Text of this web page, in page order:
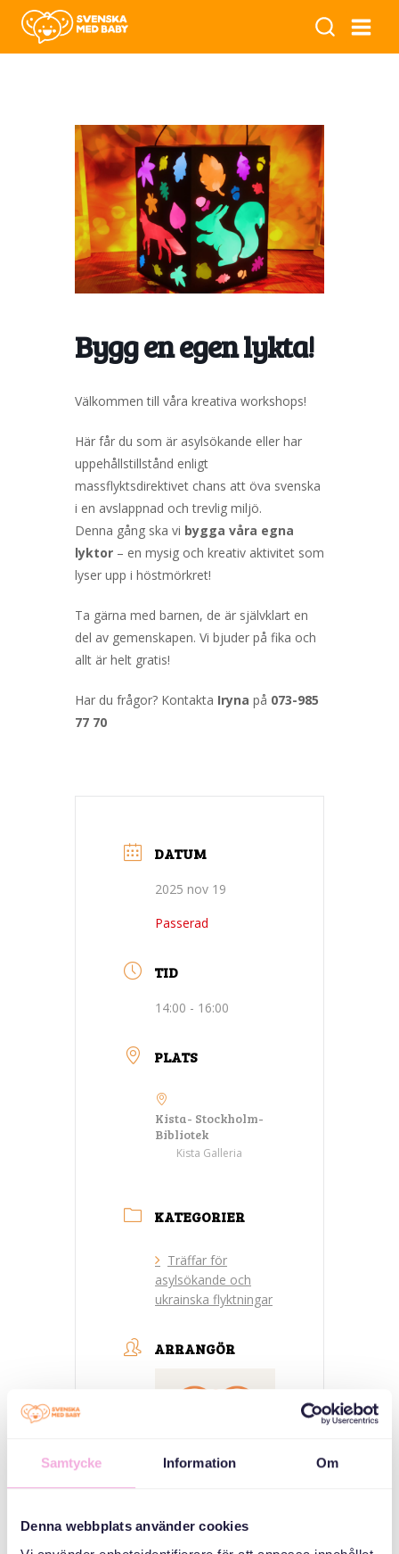
Samtycke Information Om
Denna webbplats använder cookies
Bygg en egen lykta!
Välkommen till våra kreativa workshops!
Här får du som är asylsökande eller har
uppehållstillstånd enligt
massflyktsdirektivet chans att öva svenska
i en avslappnad och trevlig miljö.
Denna gång ska vi bygga våra egna
lyktor – en mysig och kreativ aktivitet som
lyser upp i höstmörkret!
Ta gärna med barnen, de är självklart en
del av gemenskapen. Vi bjuder på fika och
allt är helt gratis!
Har du frågor? Kontakta Iryna på 073-985
77 70
DATUM
2025 nov 19
Passerad
TID
14:00 - 16:00
PLATS
Kista- Stockholm-
Bibliotek
Kista Galleria
KATEGORIER
Träffar för
asylsökande och
ukrainska flyktningar
ARRANGÖR
Svenska med baby